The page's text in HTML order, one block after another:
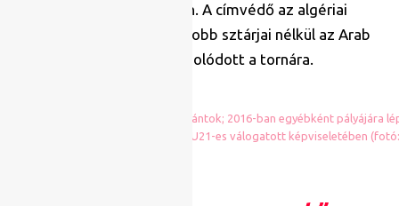
később ismét páros évben. A címvédő az algériai
válogatott, amely legnagyobb sztárjai nélkül az Arab
Kupa megnyerésével hangolódott a tornára.
Hallerben nagyon bíznak az Elefántok; 2016-ban egyébként pályájára
a francia U21-es válogatott képviseletében